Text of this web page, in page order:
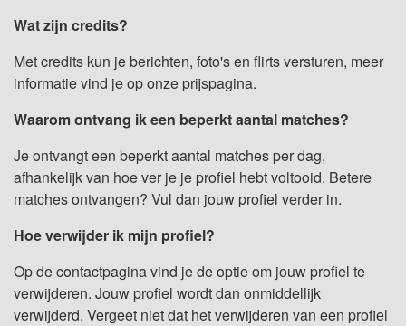
Wat zijn credits?
Met credits kun je berichten, foto's en flirts versturen, meer
informatie vind je op onze prijspagina.
Waarom ontvang ik een beperkt aantal matches?
Je ontvangt een beperkt aantal matches per dag,
afhankelijk van hoe ver je je profiel hebt voltooid. Betere
matches ontvangen? Vul dan jouw profiel verder in.
Hoe verwijder ik mijn profiel?
Op de contactpagina vind je de optie om jouw profiel te
verwijderen. Jouw profiel wordt dan onmiddellijk
verwijderd. Vergeet niet dat het verwijderen van een profiel